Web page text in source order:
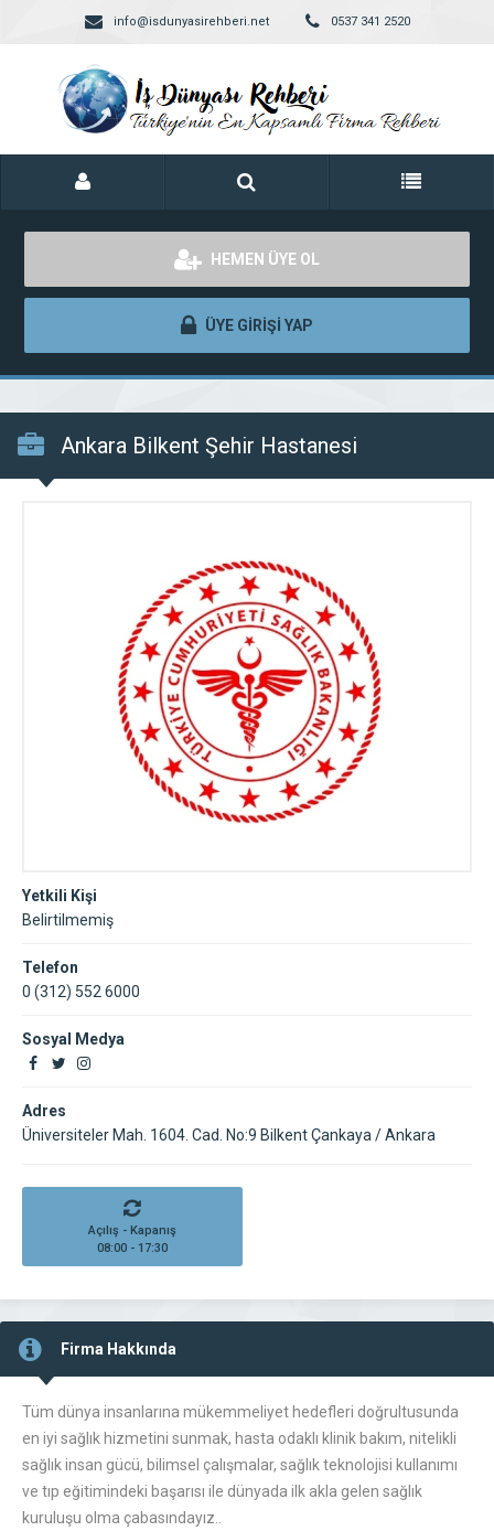
info@isdunyasirehberi.net 0537 341 2520
HEMEN ÜYE OL
ÜYE GİRİŞİ YAP
Ankara Bilkent Şehir Hastanesi
Yetkili Kişi
Belirtilmemiş
Telefon
0 (312) 552 6000
Sosyal Medya
Adres
Üniversiteler Mah. 1604. Cad. No:9 Bilkent Çankaya / Ankara
Açılış - Kapanış
08:00 - 17:30
Firma Hakkında
Tüm dünya insanlarına mükemmeliyet hedefleri doğrultusunda
en iyi sağlık hizmetini sunmak, hasta odaklı klinik bakım, nitelikli
sağlık insan gücü, bilimsel çalışmalar, sağlık teknolojisi kullanımı
ve tıp eğitimindeki başarısı ile dünyada ilk akla gelen sağlık
kuruluşu olma çabasındayız..